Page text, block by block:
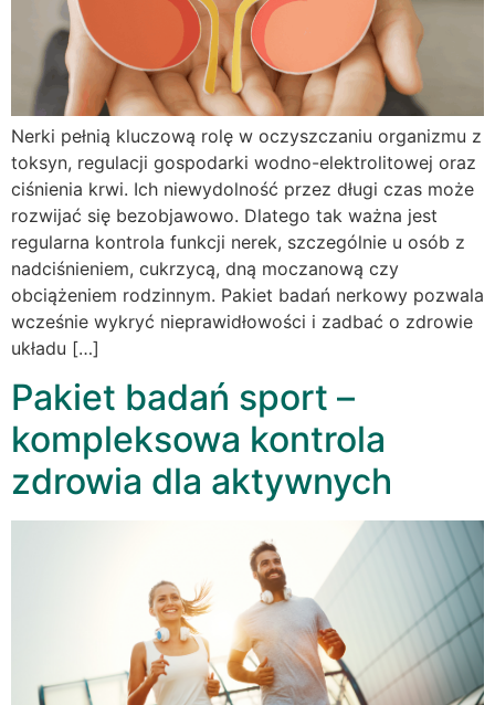
Nerki pełnią kluczową rolę w oczyszczaniu organizmu z
toksyn, regulacji gospodarki wodno-elektrolitowej oraz
ciśnienia krwi. Ich niewydolność przez długi czas może
rozwijać się bezobjawowo. Dlatego tak ważna jest
regularna kontrola funkcji nerek, szczególnie u osób z
nadciśnieniem, cukrzycą, dną moczanową czy
obciążeniem rodzinnym. Pakiet badań nerkowy pozwala
wcześnie wykryć nieprawidłowości i zadbać o zdrowie
układu […]
Pakiet badań sport –
kompleksowa kontrola
zdrowia dla aktywnych